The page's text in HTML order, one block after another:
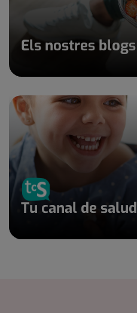
Els nostres blogs
Tu canal de salud